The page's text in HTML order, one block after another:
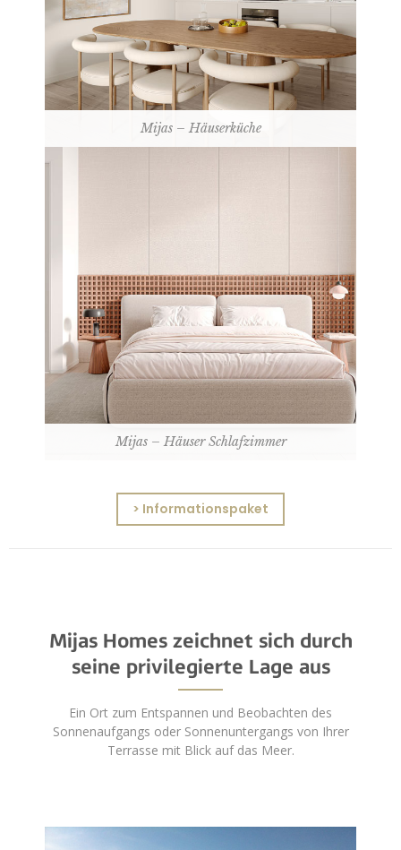
Mijas – Häuserküche
Mijas – Häuser Schlafzimmer
> Informationspaket
Mijas Homes zeichnet sich durch
seine privilegierte Lage aus
Ein Ort zum Entspannen und Beobachten des
Sonnenaufgangs oder Sonnenuntergangs von Ihrer
Terrasse mit Blick auf das Meer.